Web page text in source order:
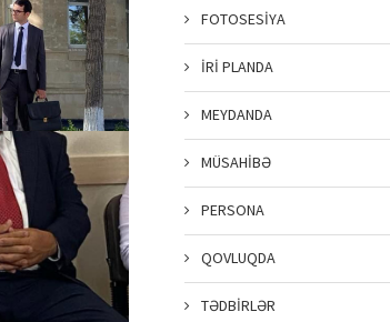
FOTOSESİYA
İRİ PLANDA
MEYDANDA
MÜSAHİBƏ
PERSONA
QOVLUQDA
TƏDBİRLƏR